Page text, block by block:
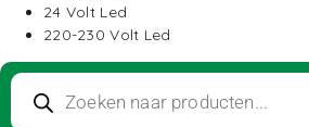
24 Volt Led
220-230 Volt Led